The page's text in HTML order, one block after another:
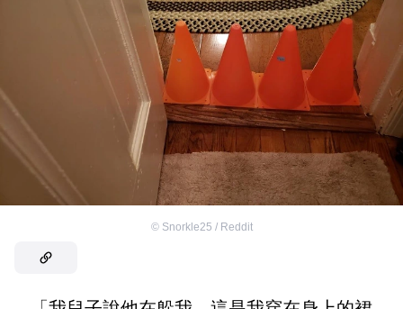
© Snorkle25 / Reddit